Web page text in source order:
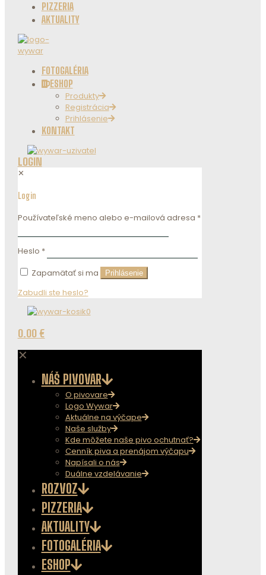
PIZZERIA
AKTUALITY
FOTOGALÉRIA
ESHOP
Produkty
Registrácia
Prihlásenie
KONTAKT
LOGIN
✕
Login
Používateľské meno alebo e-mailová adresa *
Heslo *
Zapamätať si ma
Prihlásenie
Zabudli ste heslo?
0
0.00 €
✕
NÁŠ PIVOVAR
O pivovare
Logo Wywar
Aktuálne na výčape
Naše služby
Kde môžete naše pivo ochutnať?
Cenník piva a prenájom výčapu
Napísali o nás
Duálne vzdelávanie
ROZVOZ
PIZZERIA
AKTUALITY
FOTOGALÉRIA
ESHOP